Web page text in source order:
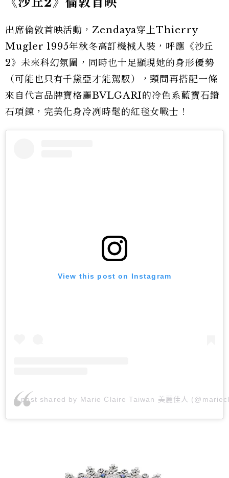
出席倫敦首映活動，Zendaya穿上Thierry
Mugler 1995年秋冬高訂機械人裝，呼應《沙丘
2》未來科幻氛圍，同時也十足顯現她的身形優勢
（可能也只有千黛亞才能駕馭），頸間再搭配一條
來自代言品牌寶格麗BVLGARI的冷色系藍寶石鑽
石項鍊，完美化身冷冽時髦的紅毯女戰士！
View this post on Instagram
A post shared by Marie Claire Taiwan 美麗佳人